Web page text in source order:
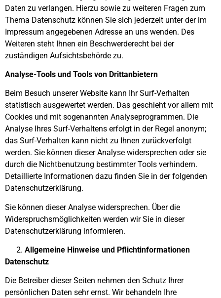
Daten zu verlangen. Hierzu sowie zu weiteren Fragen zum
Thema Datenschutz können Sie sich jederzeit unter der im
Impressum angegebenen Adresse an uns wenden. Des
Weiteren steht Ihnen ein Beschwerderecht bei der
zuständigen Aufsichtsbehörde zu.
Analyse-Tools und Tools von Drittanbietern
Beim Besuch unserer Website kann Ihr Surf-Verhalten
statistisch ausgewertet werden. Das geschieht vor allem mit
Cookies und mit sogenannten Analyseprogrammen. Die
Analyse Ihres Surf-Verhaltens erfolgt in der Regel anonym;
das Surf-Verhalten kann nicht zu Ihnen zurückverfolgt
werden. Sie können dieser Analyse widersprechen oder sie
durch die Nichtbenutzung bestimmter Tools verhindern.
Detaillierte Informationen dazu finden Sie in der folgenden
Datenschutzerklärung.
Sie können dieser Analyse widersprechen. Über die
Widerspruchsmöglichkeiten werden wir Sie in dieser
Datenschutzerklärung informieren.
Allgemeine Hinweise und Pflichtinformationen
Datenschutz
Die Betreiber dieser Seiten nehmen den Schutz Ihrer
persönlichen Daten sehr ernst. Wir behandeln Ihre